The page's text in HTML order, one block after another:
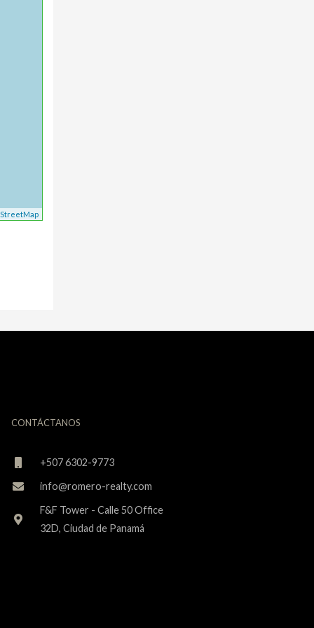
CONTÁCTANOS
+507 6302-9773
info@romero-realty.com
F&F Tower - Calle 50 Office
32D, Ciudad de Panamá